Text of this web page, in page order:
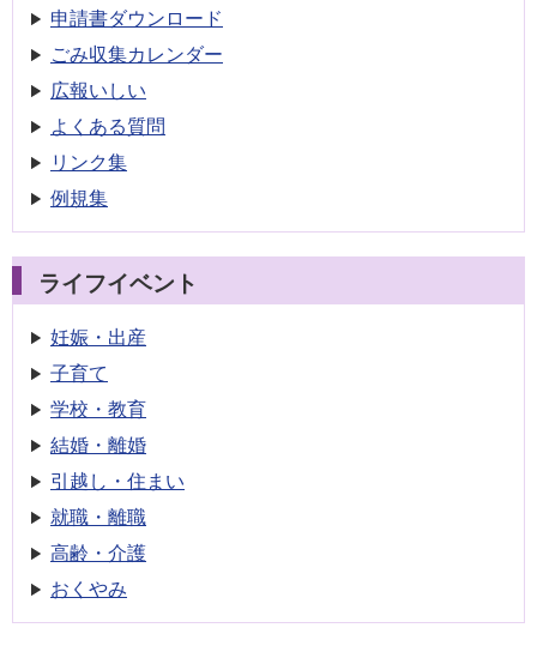
申請書ダウンロード
ごみ収集カレンダー
広報いしい
よくある質問
リンク集
例規集
ライフイベント
妊娠・出産
子育て
学校・教育
結婚・離婚
引越し・住まい
就職・離職
高齢・介護
おくやみ